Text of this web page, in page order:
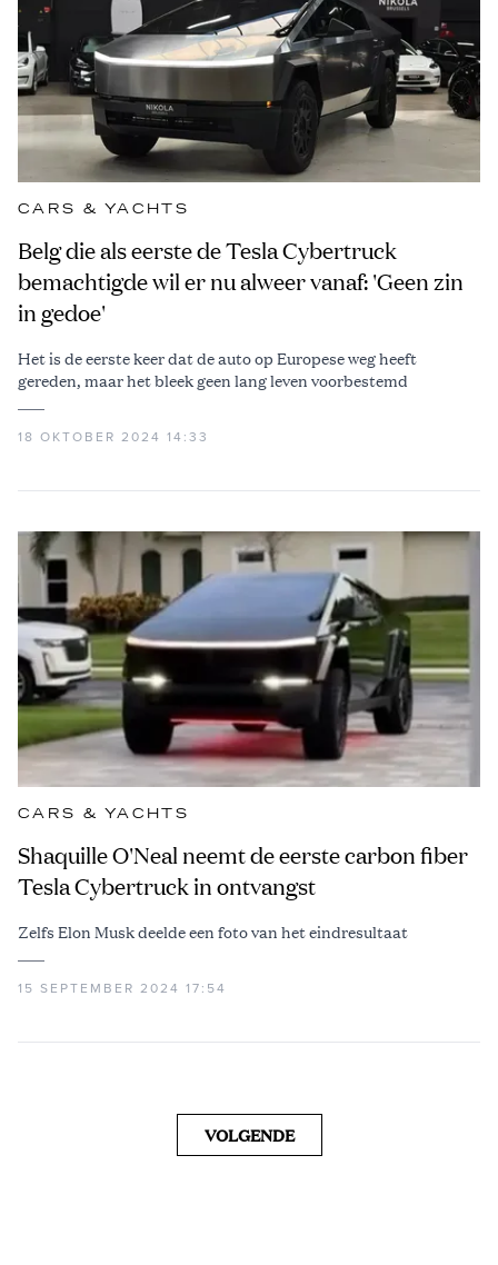
CARS & YACHTS
Belg die als eerste de Tesla Cybertruck
bemachtigde wil er nu alweer vanaf: 'Geen zin
in gedoe'
Het is de eerste keer dat de auto op Europese weg heeft
gereden, maar het bleek geen lang leven voorbestemd
18 OKTOBER 2024 14:33
CARS & YACHTS
Shaquille O'Neal neemt de eerste carbon fiber
Tesla Cybertruck in ontvangst
Zelfs Elon Musk deelde een foto van het eindresultaat
15 SEPTEMBER 2024 17:54
VOLGENDE